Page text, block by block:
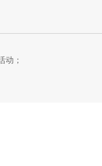
动；